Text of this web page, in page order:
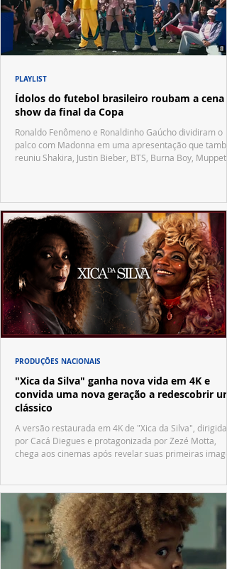
Ídolos do futebol brasileiro roubam a cena
show da final da Copa
Ronaldo Fenômeno e Ronaldinho Gaúcho dividiram o
palco com Madonna em uma apresentação que
reuniu Shakira, Justin Bieber, BTS, Burna Boy, Muppets,
PLAYLIST
"Xica da Silva" ganha nova vida em 4K e
convida uma nova geração a redescobrir um
clássico
A versão restaurada em 4K de "Xica da Silva", dirigida
por Cacá Diegues e protagonizada por Zezé Motta,
chega aos cinemas após revelar suas primeiras
PRODUÇÕES NACIONAIS